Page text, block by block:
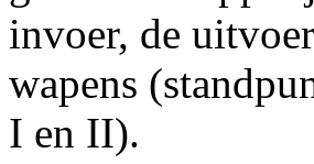
invoer, de
wapens
I en II).